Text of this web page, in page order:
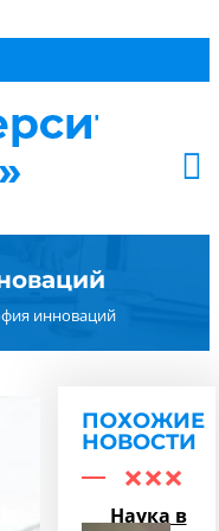
инноваций
ПОХОЖИЕ
НОВОСТИ
Наука в